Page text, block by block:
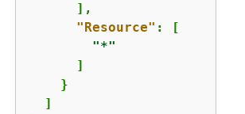
      ],
"Resource" : [
"*"
      ]
    }
  ]